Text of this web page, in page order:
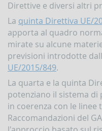
d'Italia
in
materia
di
antiriciclaggio
Comunicati
Novità
finanziamento
del
Direttive e diversi altri
La quinta Direttiva UE/
apporta al quadro
mirate su alcune
previsioni introdotte
UE/2015/849.
La quarta e la quinta
potenziano il sistema di
in coerenza con le linee
Raccomandazioni del